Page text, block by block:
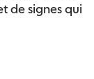
de signes qui